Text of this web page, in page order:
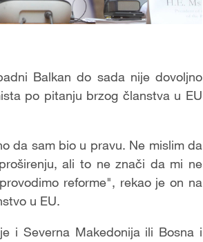
Balkan do sada nije dovoljno
po pitanju brzog članstva u EU
da sam bio u pravu. Ne mislim da
ali to ne znači da mi ne
reforme", rekao je on na
u EU.
i Severna Makedonija ili Bosna i